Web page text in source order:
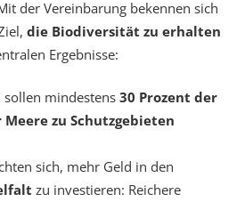
der Vereinbarung bekennen sich
die Biodiversität zu erhalten
Ergebnisse:
sollen mindestens 30 Prozent der
zu Schutzgebieten
sich, mehr Geld in den
zu investieren: Reichere